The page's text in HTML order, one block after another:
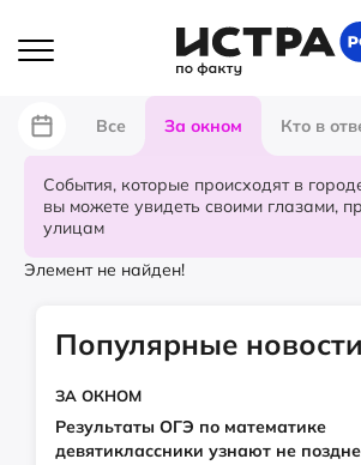
Все За окном Кто в
События, которые происходят в
вы можете увидеть своими глазами,
улицам
Элемент не найден!
Популярные новости
ЗА ОКНОМ
Результаты ОГЭ по математике
девятиклассники узнают не